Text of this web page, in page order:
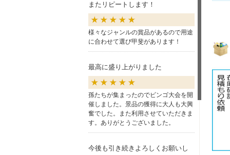
またリピートします！
様々なジャンルの賞品があるので用途
に合わせて選び甲斐があります！
最高に盛り上がりました
孫たちが集まったのでビンゴ大会を開
催しました。景品の獲得に大人も大興
奮でした。また利用させていただきま
す。ありがとうございました。
今後も引き続きよろしくお願いし